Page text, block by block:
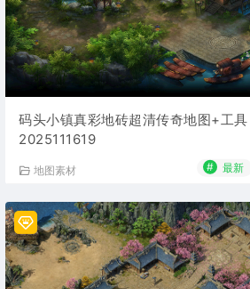
码头小镇真彩地砖超清传奇地图+工具
2025111619
地图素材 # 最新